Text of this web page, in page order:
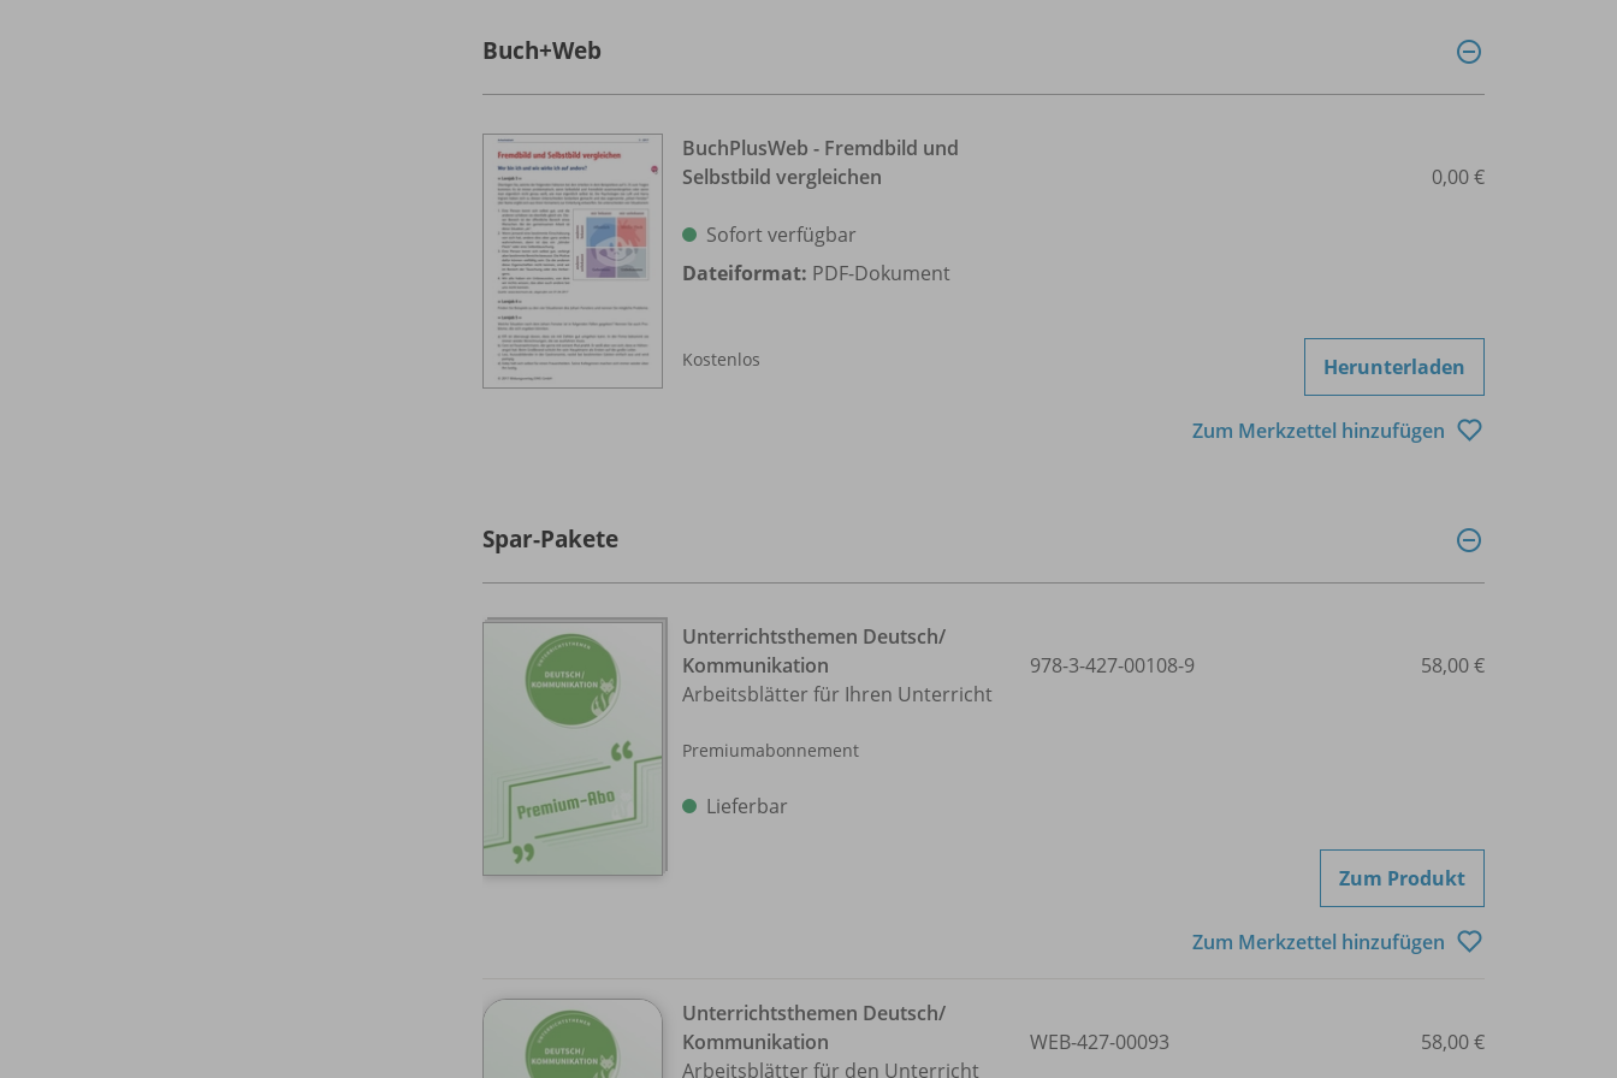
Buch+Web
BuchPlusWeb - Fremdbild und
Selbstbild vergleichen
Sofort verfügbar
Dateiformat: PDF-Dokument
Kostenlos
0,00 €
Herunterladen
Zum Merkzettel hinzufügen
Spar-Pakete
Unterrichtsthemen Deutsch/
Kommunikation
Arbeitsblätter für Ihren Unterricht
Premiumabonnement
Lieferbar
978-3-427-00108-9 58,00 €
Zum Produkt
Zum Merkzettel hinzufügen
Unterrichtsthemen Deutsch/
Kommunikation
Arbeitsblätter für den Unterricht
WEB-427-00093 58,00 €